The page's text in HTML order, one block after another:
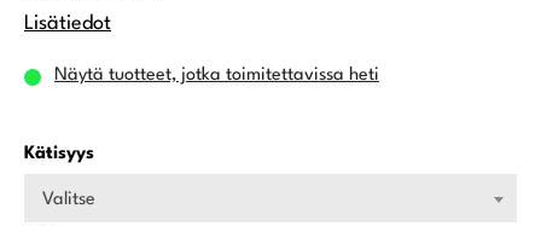
Lisätiedot
Näytä tuotteet, jotka toimitettavissa heti
Kätisyys
Valitse